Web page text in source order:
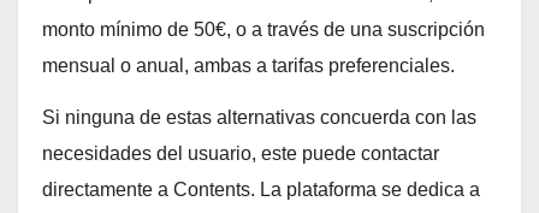
monto mínimo de 50€, o a través de una suscripción
mensual o anual, ambas a tarifas preferenciales.
Si ninguna de estas alternativas concuerda con las
necesidades del usuario, este puede contactar
directamente a Contents. La plataforma se dedica a